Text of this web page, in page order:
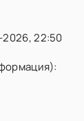
22:50